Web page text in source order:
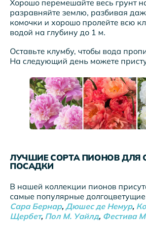
Хорошо перемешайте весь грунт
разравняйте землю, разбивая
комочки и хорошо пролейте всю
водой на глубину до 1 м.
Оставьте клумбу, чтобы вода
На следующий день можете
ЛУЧШИЕ СОРТА ПИОНОВ ДЛЯ
ПОСАДКИ
В нашей коллекции пионов
самые популярные
Сара Бернар, Дюшес де Немур,
Щербет, Пол М. Уайлд, Фестива